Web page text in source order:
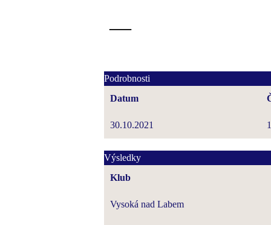
—
Podrobnosti
Datum
30.10.2021
Výsledky
Klub
Vysoká nad Labem